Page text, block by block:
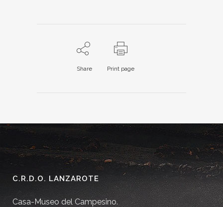
Share Print page
C.R.D.O. LANZAROTE
Casa-Museo del Campesino.